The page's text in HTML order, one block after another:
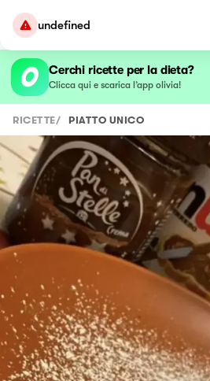
undefined
Cerchi ricette per la dieta?
Clicca qui e scarica l’app olivia!
RICETTE/ PIATTO UNICO